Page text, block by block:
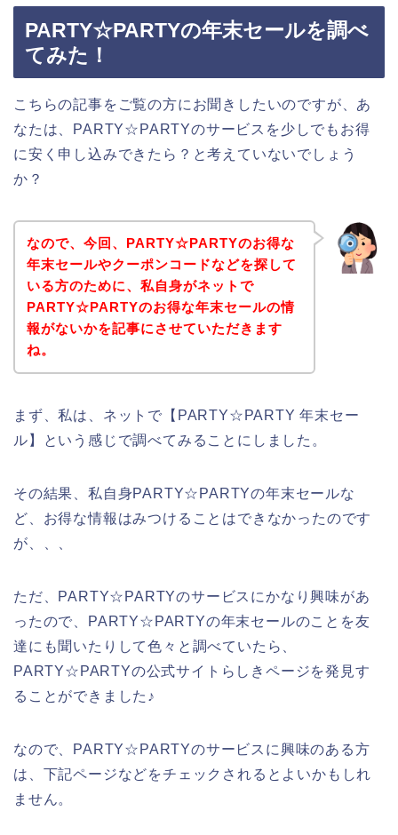
PARTY☆PARTYの年末セールを調べ
てみた！
こちらの記事をご覧の方にお聞きしたいのですが、あ
なたは、PARTY☆PARTYのサービスを少しでもお得
に安く申し込みできたら？と考えていないでしょう
か？
なので、今回、PARTY☆PARTYのお得な
年末セールやクーポンコードなどを探して
いる方のために、私自身がネットで
PARTY☆PARTYのお得な年末セールの情
報がないかを記事にさせていただきます
ね。
まず、私は、ネットで【PARTY☆PARTY 年末セー
ル】という感じで調べてみることにしました。
その結果、私自身PARTY☆PARTYの年末セールな
ど、お得な情報はみつけることはできなかったのです
が、、、
ただ、PARTY☆PARTYのサービスにかなり興味があ
ったので、PARTY☆PARTYの年末セールのことを友
達にも聞いたりして色々と調べていたら、
PARTY☆PARTYの公式サイトらしきページを発見す
ることができました♪
なので、PARTY☆PARTYのサービスに興味のある方
は、下記ページなどをチェックされるとよいかもしれ
ません。